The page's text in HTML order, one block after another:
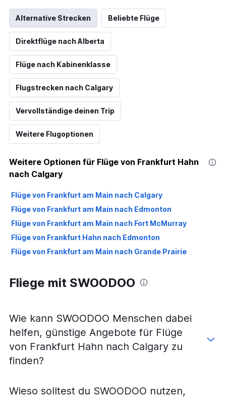
Alternative Strecken Beliebte Flüge
Direktflüge nach Alberta
Flüge nach Kabinenklasse
Flugstrecken nach Calgary
Vervollständige deinen Trip
Weitere Flugoptionen
Weitere Optionen für Flüge von Frankfurt Hahn
nach Calgary
Flüge von Frankfurt am Main nach Calgary
Flüge von Frankfurt am Main nach Edmonton
Flüge von Frankfurt am Main nach Fort McMurray
Flüge von Frankfurt Hahn nach Edmonton
Flüge von Frankfurt am Main nach Grande Prairie
Fliege mit SWOODOO
Wie kann SWOODOO Menschen dabei
helfen, günstige Angebote für Flüge
von Frankfurt Hahn nach Calgary zu
finden?
Wieso solltest du SWOODOO nutzen,